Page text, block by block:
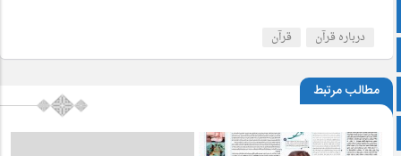
اینستاگرام
زبان انگلیسی
پشتو
درباره قرآن قرآن
مطالب مرتبط